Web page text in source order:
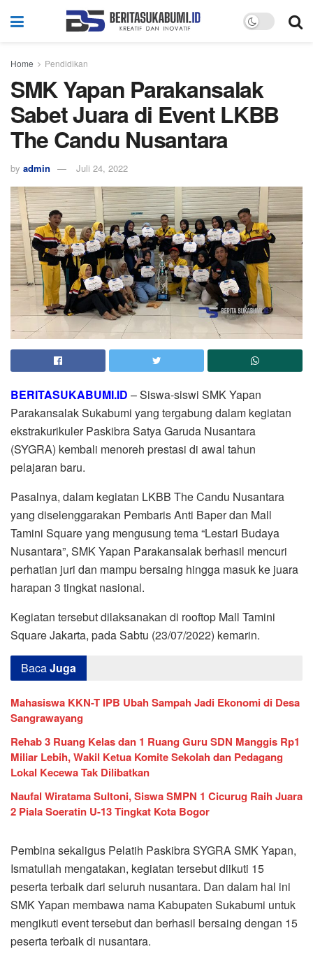
Home Pendidikan
SMK Yapan Parakansalak
Sabet Juara di Event LKBB
The Candu Nusantara
by admin Juli 24, 2022
BERITASUKABUMI.ID – Siswa-siswi SMK Yapan
Parakansalak Sukabumi yang tergabung dalam kegiatan
ekstrakurikuler Paskibra Satya Garuda Nusantara
(SYGRA) kembali menoreh prestasi di awal tahun
pelajaran baru.
Pasalnya, dalam kegiatan LKBB The Candu Nusantara
yang diselenggarakan Pembaris Anti Baper dan Mall
Tamini Square yang mengusung tema “Lestari Budaya
Nusantara”, SMK Yapan Parakansalak berhasil mencuri
perhatian juri dan mampu bersaing hingga masuk ke juara
harapan 3 tingkat nasional.
Kegiatan tersebut dilaksanakan di rooftop Mall Tamini
Square Jakarta, pada Sabtu (23/07/2022) kemarin.
BacaJuga
Mahasiswa KKN-T IPB Ubah Sampah Jadi Ekonomi di Desa
Sangrawayang
Rehab 3 Ruang Kelas dan 1 Ruang Guru SDN Manggis Rp1
Miliar Lebih, Wakil Ketua Komite Sekolah dan Pedagang
Lokal Kecewa Tak Dilibatkan
Naufal Wiratama Sultoni, Siswa SMPN 1 Cicurug Raih Juara
2 Piala Soeratin U-13 Tingkat Kota Bogor
Pembina sekaligus Pelatih Paskibra SYGRA SMK Yapan,
Ismatullah mengatakan, kegiatan tersebut diikuti 15
peserta terbaik dari seluruh nusantara. Dan dalam hal ini
SMK Yapan membawa nama Kabupaten Sukabumi untuk
mengikuti event tersebut dan berhasil bersaing dengan 15
peserta terbaik di nusantara.